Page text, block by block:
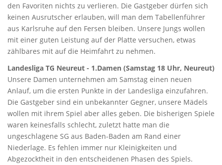
den Favoriten nichts zu verlieren. Die Gastgeber dürfen sich
keinen Ausrutscher erlauben, will man dem Tabellenführer
aus Karlsruhe auf den Fersen bleiben. Unsere Jungs wollen
mit einer guten Leistung auf der Platte versuchen, etwas
zählbares mit auf die Heimfahrt zu nehmen.
Landesliga TG Neureut - 1.Damen (Samstag 18 Uhr, Neureut)
Unsere Damen unternehmen am Samstag einen neuen
Anlauf, um die ersten Punkte in der Landesliga einzufahren.
Die Gastgeber sind ein unbekannter Gegner, unsere Mädels
wollen mit ihrem Spiel aber alles geben. Die bisherigen Spiele
waren keinesfalls schlecht, zuletzt hatte man die
ungeschlagene SG aus Baden-Baden am Rand einer
Niederlage. Es fehlen immer nur Kleinigkeiten und
Abgezocktheit in den entscheidenen Phasen des Spiels.